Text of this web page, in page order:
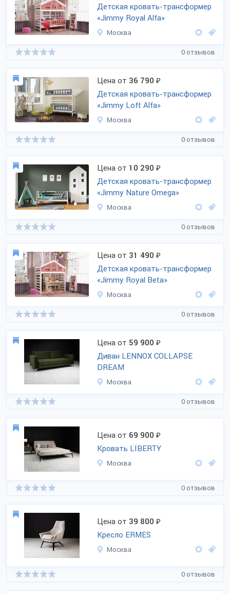
Детская кровать-трансформер
«Jimmy Royal Alfa»
Москва
0 отзывов
Цена от 36 790 ₽
Детская кровать-трансформер
«Jimmy Loft Alfa»
Москва
0 отзывов
Цена от 10 290 ₽
Детская кровать-трансформер
«Jimmy Nature Omega»
Москва
0 отзывов
Цена от 31 490 ₽
Детская кровать-трансформер
«Jimmy Royal Beta»
Москва
0 отзывов
Цена от 59 900 ₽
Диван LENNOX COLLAPSE
DREAM
Москва
0 отзывов
Цена от 69 900 ₽
Кровать LIBERTY
Москва
0 отзывов
Цена от 39 800 ₽
Кресло ERMES
Москва
0 отзывов